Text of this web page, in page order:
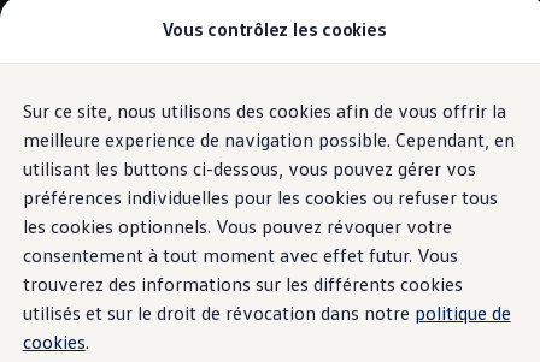
Vous contrôlez les cookies
Sur ce site, nous utilisons des cookies afin de vous offrir la
meilleure experience de navigation possible. Cependant, en
utilisant les buttons ci-dessous, vous pouvez gérer vos
préférences individuelles pour les cookies ou refuser tous
les cookies optionnels. Vous pouvez révoquer votre
consentement à tout moment avec effet futur. Vous
trouverez des informations sur les différents cookies
utilisés et sur le droit de révocation dans notre politique de
cookies.
Aller au
contenu
principal
Aller
au
pied
de
page
Modèles et configurateur
Offres pour particuliers
ID. Polo
ID.3 Neo
T-Roc
T-Cross
Taigo
Golf
Tiguan
Tayron
ID.3 GTX FIRE+ICE
Caméra de recul ‘Area View’
Pourune vue
panoramique